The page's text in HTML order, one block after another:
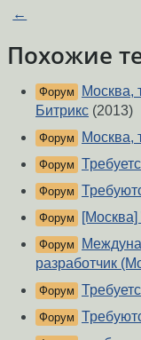
←
Похожие
Форум
Москва,
Битрикс (2013)
Форум Москва,
Форум
Форум
Форум [Москва]
Форум
разработчик
Форум
Форум